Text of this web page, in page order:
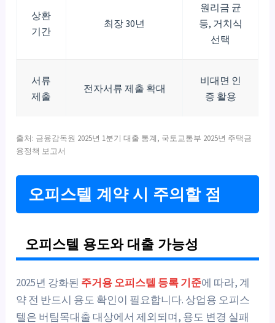
상환
기간
최장 30년
원리금 균
등, 거치식
선택
서류
제출
전자서류 제출 확대
비대면 인
증 활용
출처: 금융감독원 2025년 1분기 대출 통계, 국토교통부 2025년 주택금
융정책 보고서
오피스텔 계약 시 주의할 점
오피스텔 용도와 대출 가능성
2025년 강화된 주거용 오피스텔 등록 기준에 따라, 계
약 전 반드시 용도 확인이 필요합니다. 상업용 오피스
텔은 버팀목대출 대상에서 제외되며, 용도 변경 실패